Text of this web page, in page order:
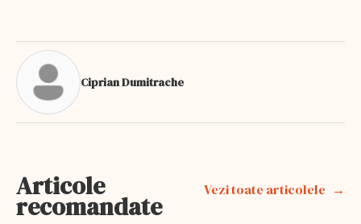
Ciprian Dumitrache
Articole
recomandate
Vezi toate articolele